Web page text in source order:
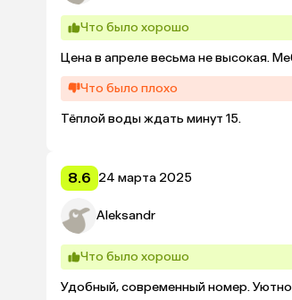
Что было хорошо
Цена в апреле весьма не высокая.
Что было плохо
Тёплой воды ждать минут 15.
8.6 24 марта 2025
Aleksandr
Что было хорошо
Удобный, современный номер.